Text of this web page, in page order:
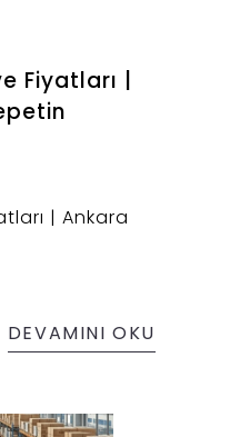
Fiyatları |
| Ankara
DEVAMINI OKU